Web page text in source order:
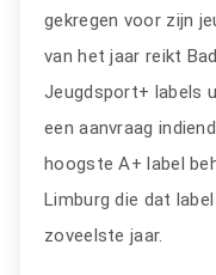
gekregen voor zijn
van het jaar reikt
Jeugdsport+ labels
een aanvraag
hoogste A+ label
Limburg die dat
zoveelste jaar.